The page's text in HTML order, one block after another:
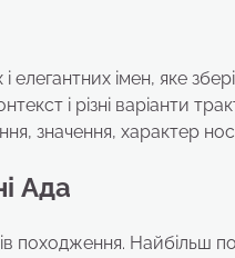
елегантних імен, яке
і різні варіанти
значення, характер
Ада
походження.